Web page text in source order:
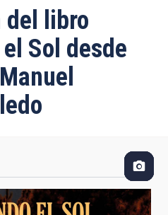
del libro
Sol desde